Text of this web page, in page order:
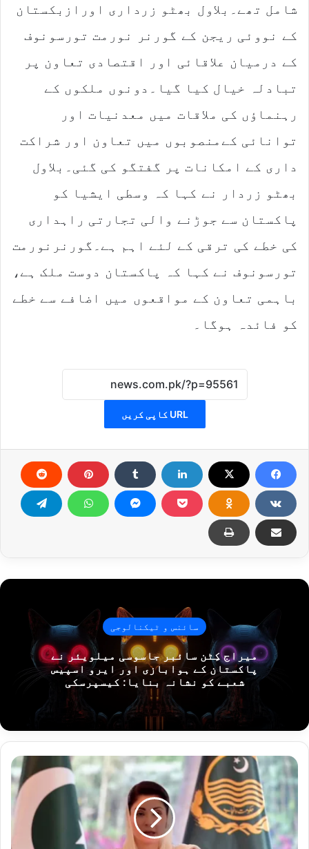
شامل تھے۔بلاول بھٹو زرداری اورازبکستان
کے نووئی ریجن کے گورنر نورمت تورسونوف
کے درمیان علاقائی اور اقتصادی تعاون پر
تبادلہ خیال کیا گیا۔دونوں ملکوں کے
رہنماؤں کی ملاقات میں معدنیات اور
توانائی کےمنصوبوں میں تعاون اور شراکت
داری کے امکانات پر گفتگو کی گئی۔بلاول
بھٹو زردار نے کہا کہ وسطی ایشیا کو
پاکستان سے جوڑنے والی تجارتی راہداری
کی خطے کی ترقی کے لئے اہم ہے۔گورنرنورمت
تورسونوف نے کہا کہ پاکستان دوست ملک ہے،
باہمی تعاون کے مواقعوں میں اضافے سے خطے
کو فائدہ ہوگا۔
URL کاپی کریں
سائنس و ٹیکنالوجی
میراج کِٹن سائبر جاسوسی میلویئر نے
پاکستان کے ہوابازی اور ایرو اسپیس
شعبے کو نشانہ بنایا: کیسپرسکی
حکومت
جدید
ٹیکنالوجی
اور
سیٹلائٹ
ماڈلنگ